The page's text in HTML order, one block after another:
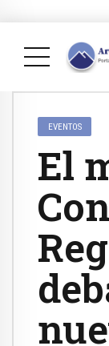
EVENTOS
El